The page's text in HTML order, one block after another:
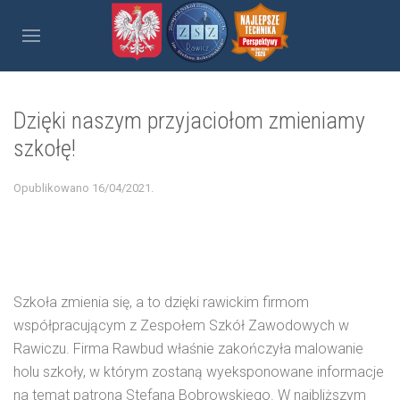
Dzięki naszym przyjaciołom zmieniamy
szkołę!
Opublikowano 16/04/2021 .
Szkoła zmienia się, a to dzięki rawickim firmom
współpracującym z Zespołem Szkół Zawodowych w
Rawiczu. Firma Rawbud właśnie zakończyła malowanie
holu szkoły, w którym zostaną wyeksponowane informacje
na temat patrona Stefana Bobrowskiego. W najbliższym